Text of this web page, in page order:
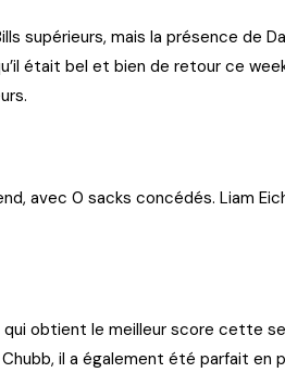
supérieurs, mais la présence de
était bel et bien de retour ce
avec 0 sacks concédés. Liam
obtient le meilleur score cette
il a également été parfait en